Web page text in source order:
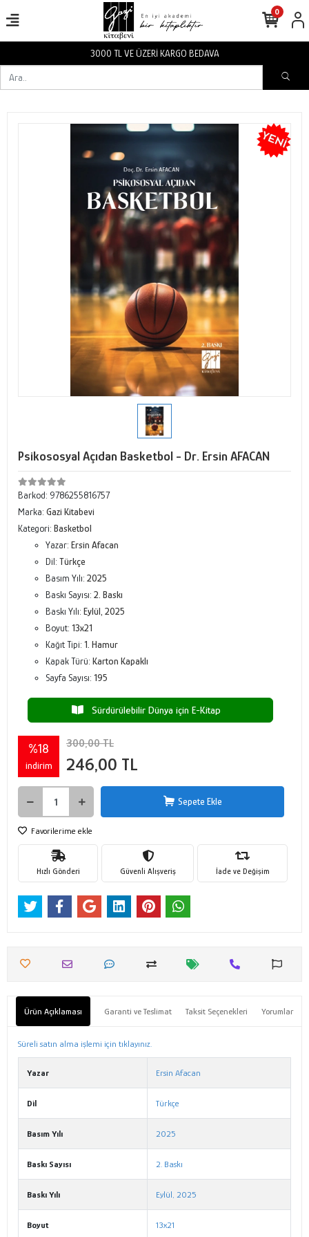
3000 TL VE ÜZERİ KARGO BEDAVA
0
Psikososyal Açıdan Basketbol - Dr. Ersin AFACAN
Barkod: 9786255816757
Marka: Gazi Kitabevi
Kategori: Basketbol
Yazar: Ersin Afacan
Dil: Türkçe
Basım Yılı: 2025
Baskı Sayısı: 2. Baskı
Baskı Yılı: Eylül, 2025
Boyut: 13x21
Kağıt Tipi: 1. Hamur
Kapak Türü: Karton Kapaklı
Sayfa Sayısı: 195
Sürdürülebilir Dünya için E-Kitap
%18
indirim
300,00 TL
246,00 TL
Sepete Ekle
Favorilerime ekle
Hızlı Gönderi Güvenli Alışveriş İade ve Değişim
Ürün Açıklaması Garanti ve Teslimat Taksit Seçenekleri Yorumlar
Süreli satın alma işlemi için tıklayınız.
Yazar Ersin Afacan
Dil Türkçe
Basım Yılı 2025
Baskı Sayısı 2. Baskı
Baskı Yılı Eylül, 2025
Boyut 13x21